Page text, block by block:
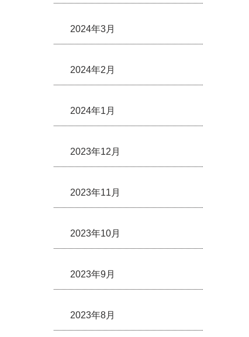
2024年3月
2024年2月
2024年1月
2023年12月
2023年11月
2023年10月
2023年9月
2023年8月